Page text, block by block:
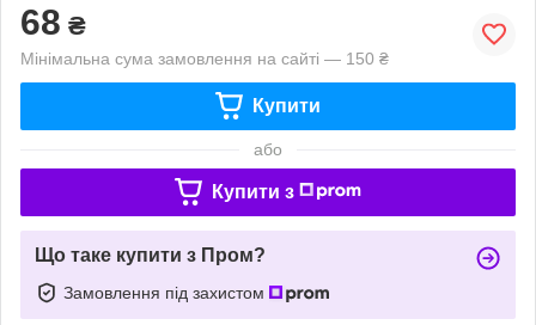
68 ₴
Мінімальна сума замовлення на сайті — 150 ₴
Купити
або
Купити з
Що таке купити з Пром?
Замовлення під захистом